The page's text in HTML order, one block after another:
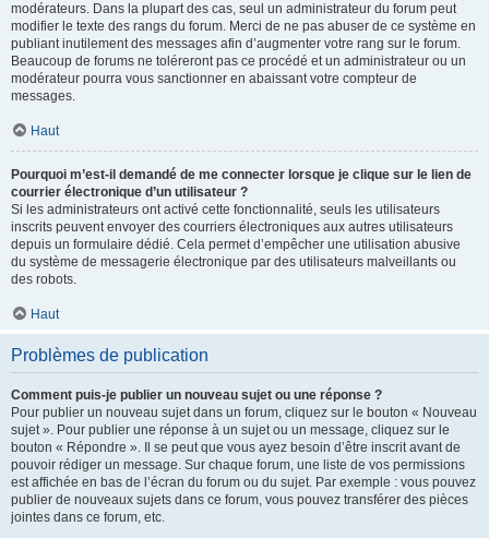
modérateurs. Dans la plupart des cas, seul un administrateur du forum peut
modifier le texte des rangs du forum. Merci de ne pas abuser de ce système en
publiant inutilement des messages afin d’augmenter votre rang sur le forum.
Beaucoup de forums ne toléreront pas ce procédé et un administrateur ou un
modérateur pourra vous sanctionner en abaissant votre compteur de
messages.
Haut
Pourquoi m’est-il demandé de me connecter lorsque je clique sur le lien de
courrier électronique d’un utilisateur ?
Si les administrateurs ont activé cette fonctionnalité, seuls les utilisateurs
inscrits peuvent envoyer des courriers électroniques aux autres utilisateurs
depuis un formulaire dédié. Cela permet d’empêcher une utilisation abusive
du système de messagerie électronique par des utilisateurs malveillants ou
des robots.
Haut
Problèmes de publication
Comment puis-je publier un nouveau sujet ou une réponse ?
Pour publier un nouveau sujet dans un forum, cliquez sur le bouton « Nouveau
sujet ». Pour publier une réponse à un sujet ou un message, cliquez sur le
bouton « Répondre ». Il se peut que vous ayez besoin d’être inscrit avant de
pouvoir rédiger un message. Sur chaque forum, une liste de vos permissions
est affichée en bas de l’écran du forum ou du sujet. Par exemple : vous pouvez
publier de nouveaux sujets dans ce forum, vous pouvez transférer des pièces
jointes dans ce forum, etc.